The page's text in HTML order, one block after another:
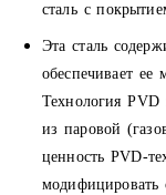
сталь с
Эта сталь
обеспечивает ее
Технология PVD
из паровой
ценность PVD-
модифицировать